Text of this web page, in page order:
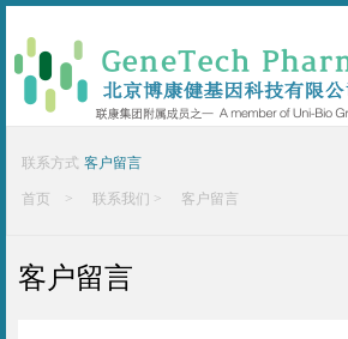
联系方式 客户留言
首页 > 联系我们 > 客户留言
客户留言